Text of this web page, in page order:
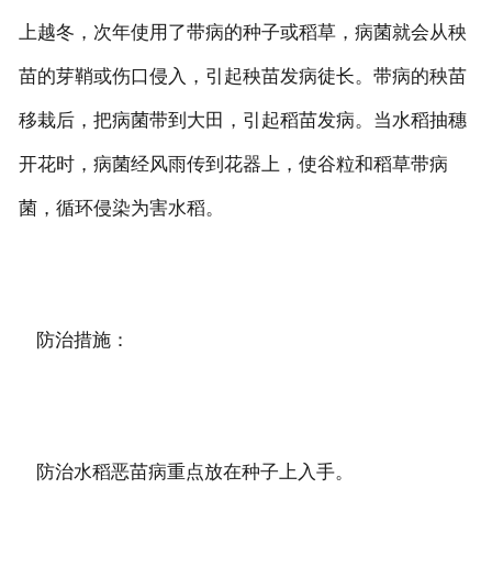
上越冬，次年使用了带病的种子或稻草，病菌就会从秧
苗的芽鞘或伤口侵入，引起秧苗发病徒长。带病的秧苗
移栽后，把病菌带到大田，引起稻苗发病。当水稻抽穗
开花时，病菌经风雨传到花器上，使谷粒和稻草带病
菌，循环侵染为害水稻。
防治措施：
防治水稻恶苗病重点放在种子上入手。